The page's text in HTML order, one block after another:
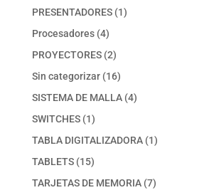
productos
PRESENTADORES 11
Procesadores 44
productos
PROYECTORES 22
productos
Sin categorizar 1616
productos
SISTEMA DE MALLA 44
SWITCHES 11
producto
TABLA DIGITALIZADORA 11
TABLETS 1515
productos
TARJETAS DE MEMORIA 77